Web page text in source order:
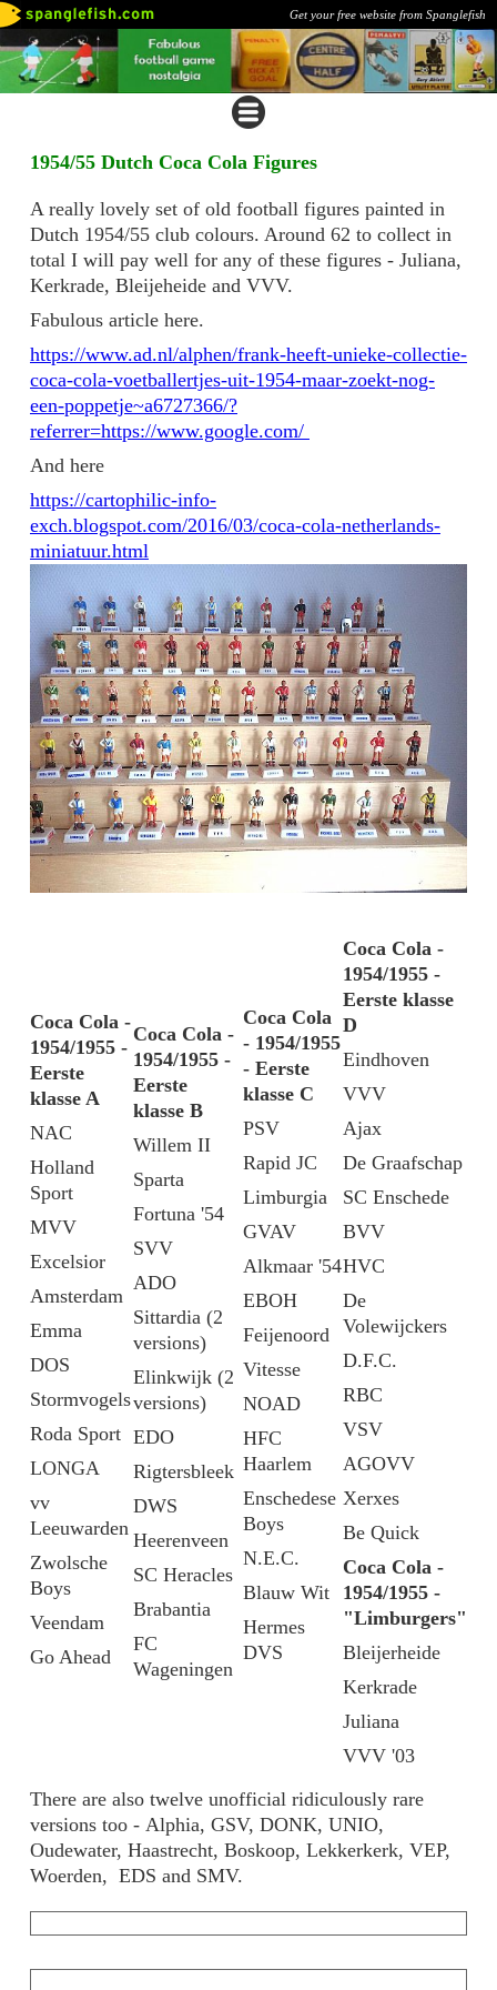
Get your free website from Spanglefish
1954/55 Dutch Coca Cola Figures
A really lovely set of old football figures painted in
Dutch 1954/55 club colours. Around 62 to collect in
total I will pay well for any of these figures - Juliana,
Kerkrade, Bleijeheide and VVV.
Fabulous article here.
https://www.ad.nl/alphen/frank-heeft-unieke-collectie-
coca-cola-voetballertjes-uit-1954-maar-zoekt-nog-
een-poppetje~a6727366/?
referrer=https://www.google.com/
And here
https://cartophilic-info-
exch.blogspot.com/2016/03/coca-cola-netherlands-
miniatuur.html​
Coca Cola -
1954/1955 -
Eerste
klasse A
NAC
Holland
Sport
MVV
Excelsior
Amsterdam
Emma
DOS
Stormvogels
Roda Sport
LONGA
vv
Leeuwarden
Zwolsche
Boys
Veendam
Go Ahead
Coca Cola -
1954/1955 -
Eerste
klasse B
Willem II
Sparta
Fortuna '54
SVV
ADO
Sittardia (2
versions)
Elinkwijk (2
versions)
EDO
Rigtersbleek
DWS
Heerenveen
SC Heracles
Brabantia
FC
Wageningen
Coca Cola
- 1954/1955
- Eerste
klasse C
PSV
Rapid JC
Limburgia
GVAV
Alkmaar '54
EBOH
Feijenoord
Vitesse
NOAD
HFC
Haarlem
Enschedese
Boys
N.E.C.
Blauw Wit
Hermes
DVS
Coca Cola -
1954/1955 -
Eerste klasse
D
Eindhoven
VVV
Ajax
De Graafschap
SC Enschede
BVV
HVC
De
Volewijckers
D.F.C.
RBC
VSV
AGOVV
Xerxes
Be Quick
Coca Cola -
1954/1955 -
"Limburgers"
Bleijerheide
Kerkrade
Juliana
VVV '03
There are also twelve unofficial ridiculously rare
versions too - Alphia, GSV, DONK, UNIO,
Oudewater, Haastrecht, Boskoop, Lekkerkerk, VEP,
Woerden, EDS and SMV.